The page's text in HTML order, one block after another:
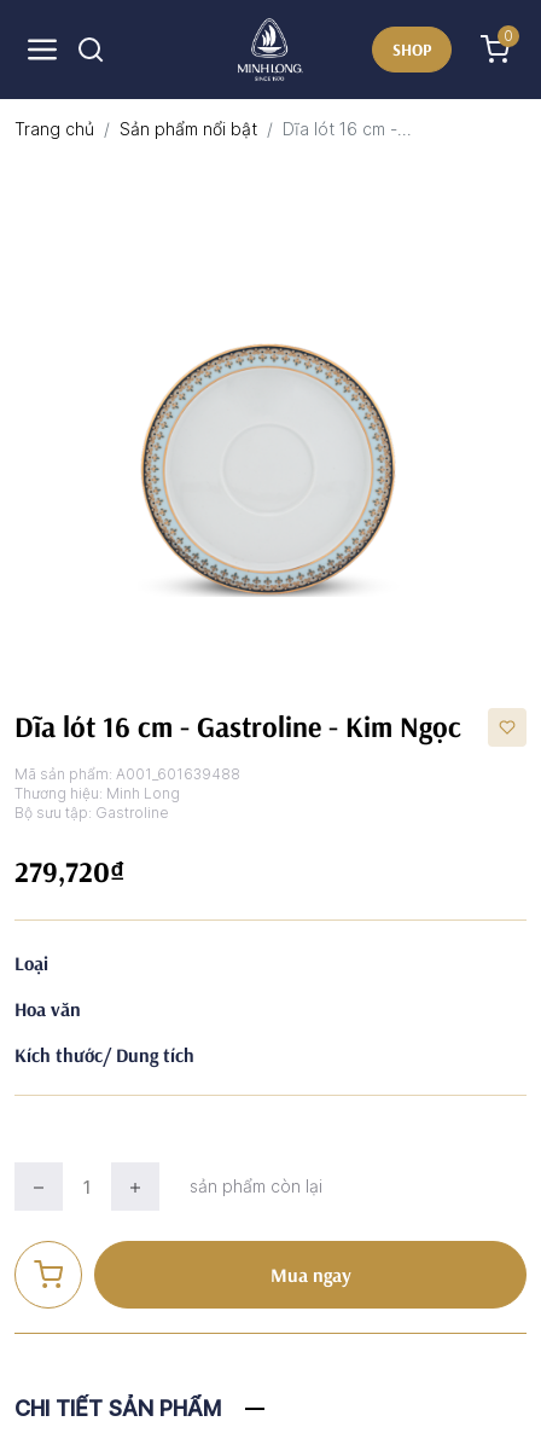
SHOP
0
Trang chủ Sản phẩm nổi bật Dĩa lót 16 cm -...
Dĩa lót 16 cm - Gastroline - Kim Ngọc
Mã sản phẩm: A001_601639488
Thương hiệu: Minh Long
Bộ sưu tập: Gastroline
279,720₫
Loại
Hoa văn
Kích thước/ Dung tích
sản phẩm còn lại
Mua ngay
CHI TIẾT SẢN PHẨM